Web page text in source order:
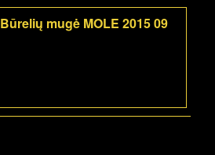
Būrelių mugė MOLE 2015 09